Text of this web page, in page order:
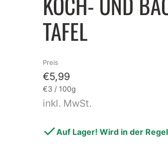
LEBKUCHEN
DOMINOSTEINE
STOLLEN
TAFEL
Preis
€5,99
Grundpreis
€3 / pro
100g
inkl. MwSt.
Auf Lager! Wird in der